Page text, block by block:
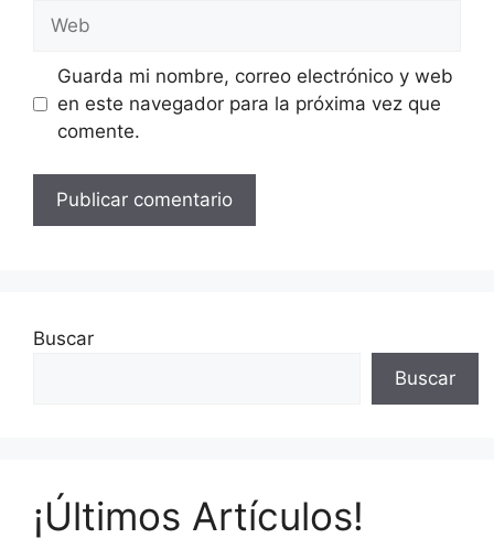
Web
Guarda mi nombre, correo electrónico y web
en este navegador para la próxima vez que
comente.
Buscar
Buscar
¡Últimos Artículos!